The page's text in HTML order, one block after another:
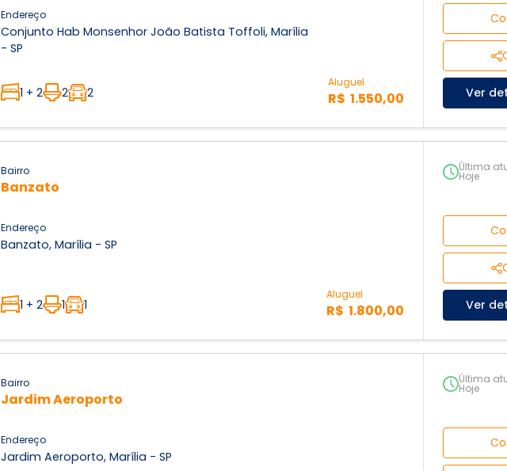
Endereço
Conjunto Hab Monsenhor João Batista Toffoli, Marília
- SP
1 + 2 2 2
Aluguel
R$ 1.550,00 Ver
Bairro
Banzato
Endereço
Banzato, Marília - SP
1 + 2 1 1
Aluguel
R$ 1.800,00
Última
Hoje
Ver
Bairro
Jardim Aeroporto
Endereço
Jardim Aeroporto, Marília - SP
Última
Hoje